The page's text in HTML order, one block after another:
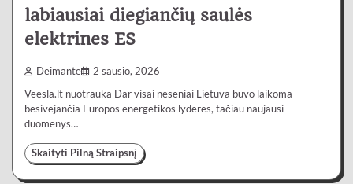
labiausiai diegiančių saulės
elektrines ES
Deimante 2 sausio, 2026
Veesla.lt nuotrauka Dar visai neseniai Lietuva buvo laikoma
besivejančia Europos energetikos lyderes, tačiau naujausi
duomenys…
Skaityti Pilną Straipsnį